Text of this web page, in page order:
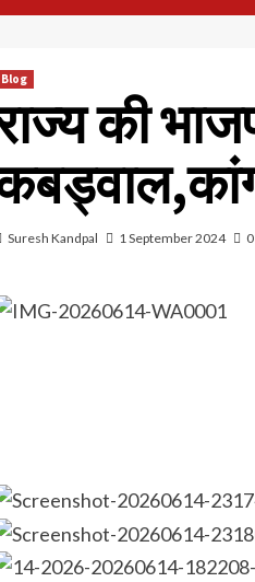
Blog
की
Suresh Kandpal 1 September 2024 0